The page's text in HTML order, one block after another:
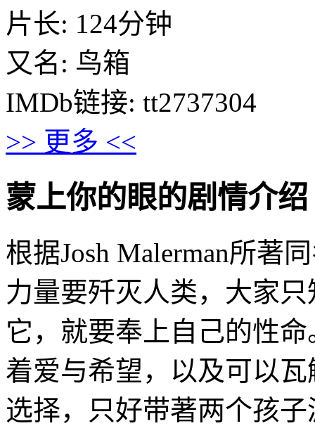
片长: 124分钟
又名: 鸟箱
IMDb链接: tt2737304
>> 更多 <<
蒙上你的眼的剧情介绍 ·
根据Josh Malerman所著
力量要歼灭人类，大家
它，就要奉上自己的性
着爱与希望，以及可以
选择，只好带著两个孩